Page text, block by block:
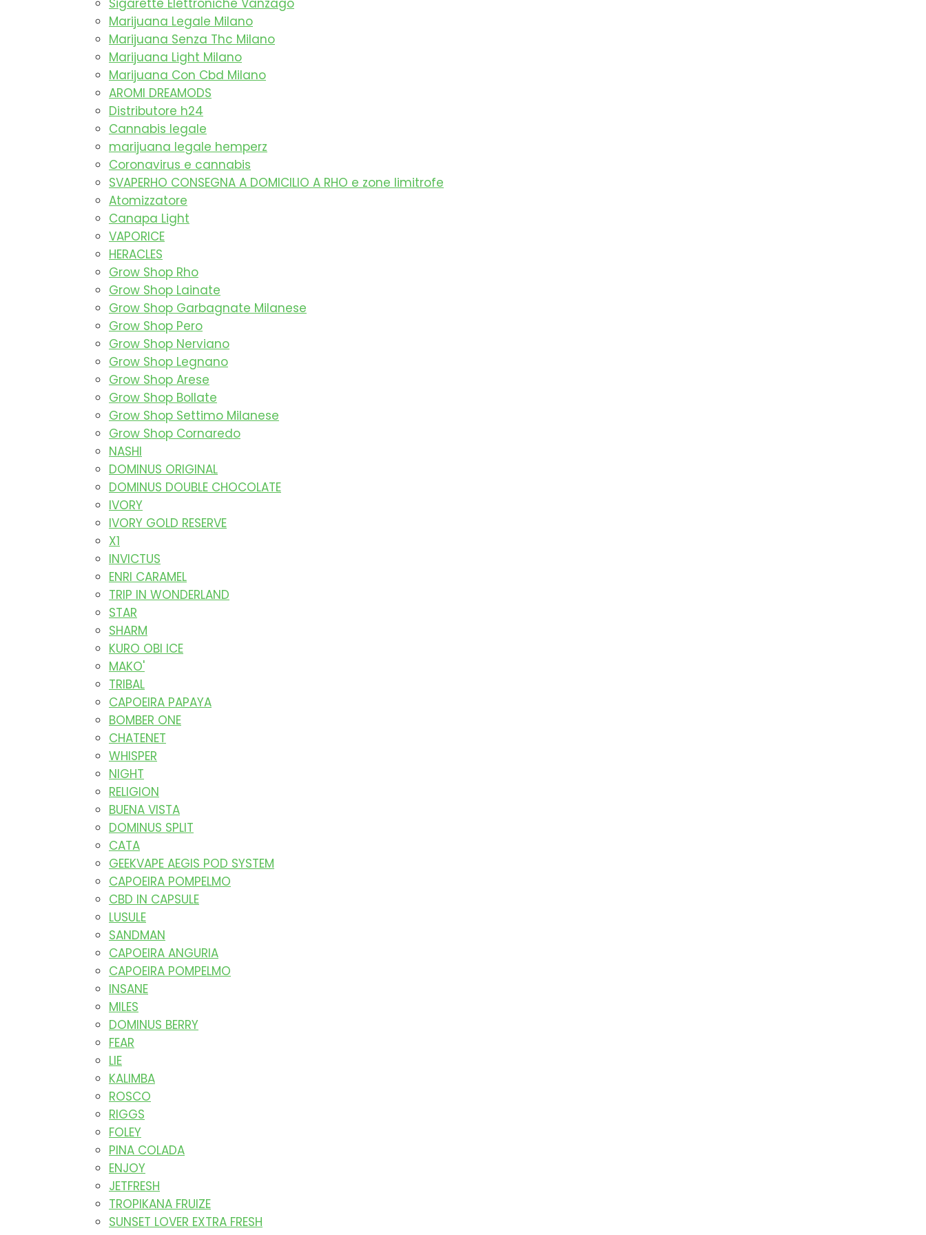
Sigarette Elettroniche Vanzago
Marijuana Legale Milano
Marijuana Senza Thc Milano
Marijuana Light Milano
Marijuana Con Cbd Milano
AROMI DREAMODS
Distributore h24
Cannabis legale
marijuana legale hemperz
Coronavirus e cannabis
SVAPERHO CONSEGNA A DOMICILIO A RHO e zone limitrofe
Atomizzatore
Canapa Light
VAPORICE
HERACLES
Grow Shop Rho
Grow Shop Lainate
Grow Shop Garbagnate Milanese
Grow Shop Pero
Grow Shop Nerviano
Grow Shop Legnano
Grow Shop Arese
Grow Shop Bollate
Grow Shop Settimo Milanese
Grow Shop Cornaredo
NASHI
DOMINUS ORIGINAL
DOMINUS DOUBLE CHOCOLATE
IVORY
IVORY GOLD RESERVE
X1
INVICTUS
ENRI CARAMEL
TRIP IN WONDERLAND
STAR
SHARM
KURO OBI ICE
MAKO'
TRIBAL
CAPOEIRA PAPAYA
BOMBER ONE
CHATENET
WHISPER
NIGHT
RELIGION
BUENA VISTA
DOMINUS SPLIT
CATA
GEEKVAPE AEGIS POD SYSTEM
CAPOEIRA POMPELMO
CBD IN CAPSULE
LUSULE
SANDMAN
CAPOEIRA ANGURIA
CAPOEIRA POMPELMO
INSANE
MILES
DOMINUS BERRY
FEAR
LIE
KALIMBA
ROSCO
RIGGS
FOLEY
PINA COLADA
ENJOY
JETFRESH
TROPIKANA FRUIZE
SUNSET LOVER EXTRA FRESH